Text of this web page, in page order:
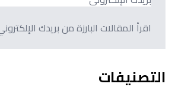
اقرأ المقالات البارزة من بريدك
التصنيفات